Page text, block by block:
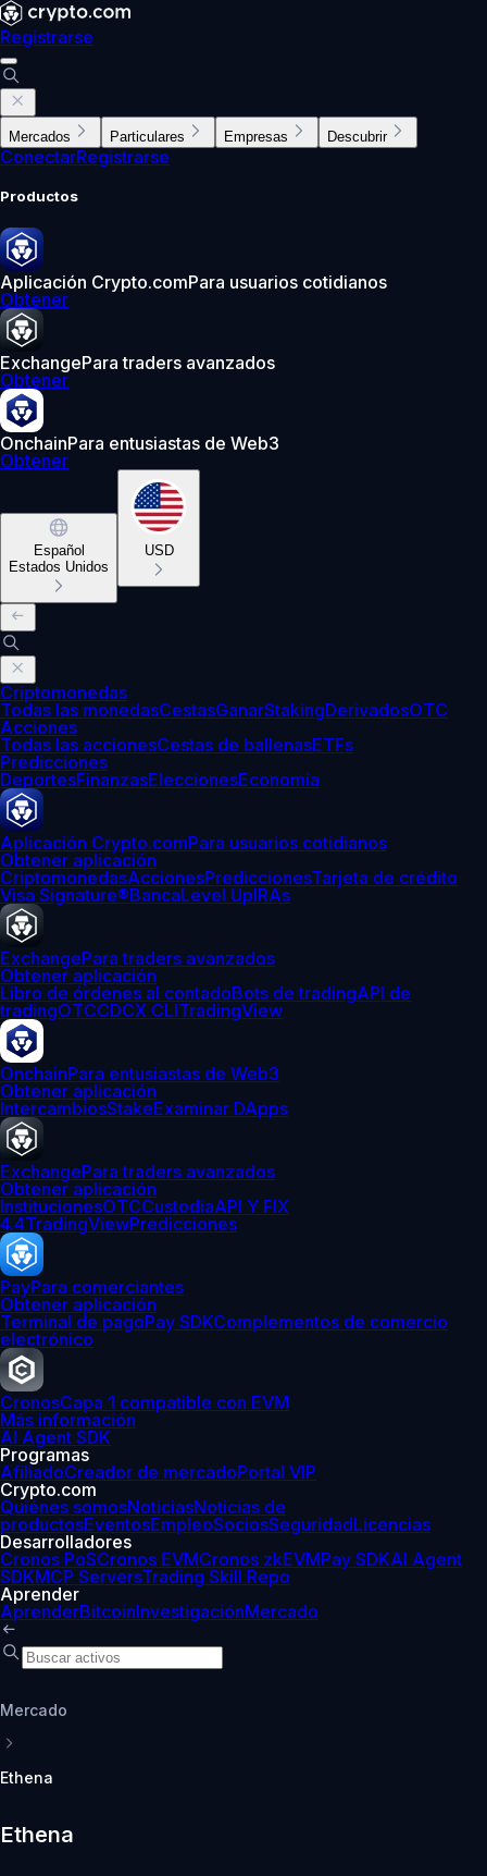
Registrarse
Mercados Particulares Empresas Descubrir
ConectarRegistrarse
Productos
Aplicación Crypto.comPara usuarios cotidianos
Obtener
ExchangePara traders avanzados
Obtener
OnchainPara entusiastas de Web3
Obtener
Español
Estados Unidos
USD
Criptomonedas
Todas las monedasCestasGanarStakingDerivadosOTC
Acciones
Todas las accionesCestas de ballenasETFs
Predicciones
DeportesFinanzasEleccionesEconomía
Aplicación Crypto.comPara usuarios cotidianos
Obtener aplicación
CriptomonedasAccionesPrediccionesTarjeta de crédito
Visa Signature®BancaLevel UpIRAs
ExchangePara traders avanzados
Obtener aplicación
Libro de órdenes al contadoBots de tradingAPI de
tradingOTCCDCX CLITradingView
OnchainPara entusiastas de Web3
Obtener aplicación
IntercambiosStakeExaminar DApps
ExchangePara traders avanzados
Obtener aplicación
InstitucionesOTCCustodiaAPI Y FIX
4.4TradingViewPredicciones
PayPara comerciantes
Obtener aplicación
Terminal de pagoPay SDKComplementos de comercio
electrónico
CronosCapa 1 compatible con EVM
Más información
AI Agent SDK
Programas
AfiliadoCreador de mercadoPortal VIP
Crypto.com
Quiénes somosNoticiasNoticias de
productosEventosEmpleoSociosSeguridadLicencias
Desarrolladores
Cronos PoSCronos EVMCronos zkEVMPay SDKAI Agent
SDKMCP ServersTrading Skill Repo
Aprender
AprenderBitcoinInvestigaciónMercado
Mercado
Ethena
Ethena